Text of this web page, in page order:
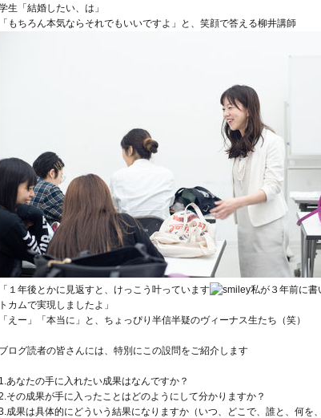
生「結婚したい、は 」
「もちろん本気ならそれでもいいですよ」と、笑顔で答える柳井講師
「１年後とかに見返すと、けっこう叶っています
私が３年前に書
トカムで実現しましたよ」
「えー 」「本当に 」と、ちょっぴり半信半疑のヴィーナス生たち （笑）
ブログ読者の皆さんには、特別にこの設問をご紹介します
1.あなたの手に入れたい成果はなんですか？
その成果が手に入ったことはどのようにして分かりますか？
成果は具体的にどういう結果になりますか（いつ、どこで、誰と、何を